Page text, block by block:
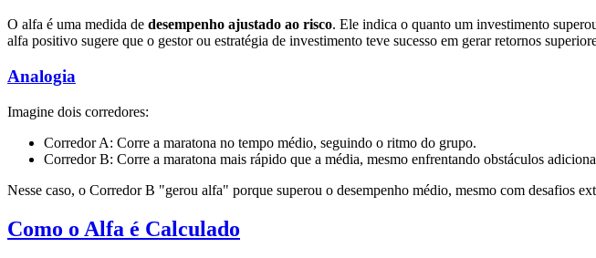
O alfa é uma medida de desempenho ajustado ao risco. Ele indica o quanto um investimento
alfa positivo sugere que o gestor ou estratégia de investimento teve sucesso em gerar retornos
Analogia
Imagine dois corredores:
Corredor A: Corre a maratona no tempo médio, seguindo o ritmo do grupo.
Corredor B: Corre a maratona mais rápido que a média, mesmo enfrentando obstáculos
Nesse caso, o Corredor B "gerou alfa" porque superou o desempenho médio, mesmo com desafios
Como o Alfa é Calculado